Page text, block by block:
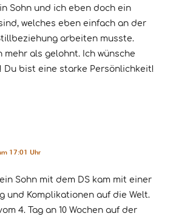
Sohn und ich eben doch ein
welches eben einfach an der
arbeiten musste.
mehr als gelohnt. Ich wünsche
Du bist eine starke Persönlichkeit!
17:01 Uhr
Sohn mit dem DS kam mit einer
und Komplikationen auf die Welt.
4. Tag an 10 Wochen auf der